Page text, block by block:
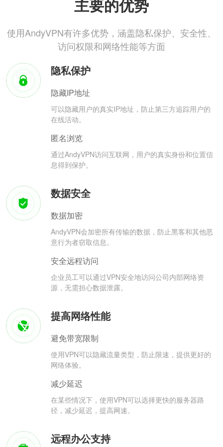
主要的优势
使用AndyVPN有许多优势，涵盖隐私保护、安全性、
访问权限和网络性能等方面
隐私保护
隐藏IP地址
可以隐藏用户的真实IP地址，防止第三方追踪用户的
在线活动。
匿名浏览
通过AndyVPN访问互联网，用户的真实身份和位置信
息得到保护。
数据安全
数据加密
AndyVPN会加密所有传输的数据，防止黑客和其他恶
意行为者窃取信息。
安全远程访问
企业员工可以通过VPN安全地访问公司内部网络资
源，无需担心数据泄露。
提高网络性能
避免带宽限制
使用VPN可以隐藏流量类型，防止限速，提供更好的
网络体验。
减少延迟
在某些情况下，使用VPN可以选择更快的服务器路
径，减少延迟，提高网速。
远程办公支持